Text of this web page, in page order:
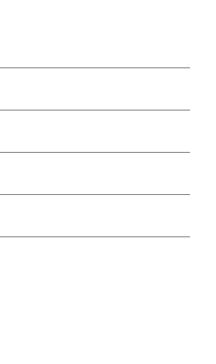
1 Minute Zeit lässt, um Ihr
iPhone
1 Minute Zeit lässt, um Ihr